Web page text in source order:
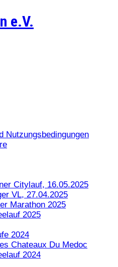
e.V.
Nutzungsbedingungen
Citylauf, 16.05.2025
VL, 27.04.2025
Marathon 2025
2025
2024
Chateaux Du Medoc
2024